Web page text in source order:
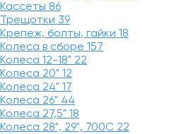
Кассеты 86
Трещотки 39
Крепеж, болты, гайки 18
Колеса в сборе 157
Колеса 12-18" 22
Колеса 20" 12
Колеса 24" 17
Колеса 26" 44
Колеса 27,5" 18
Колеса 28", 29", 700С 22